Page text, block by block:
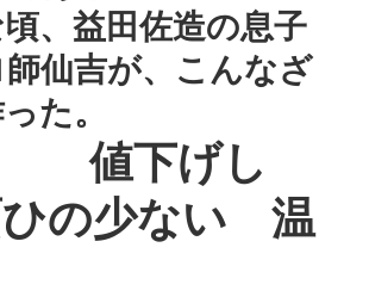
、益田佐造の息子
仙吉が、こんなざ
た。
げし
の少ない 温